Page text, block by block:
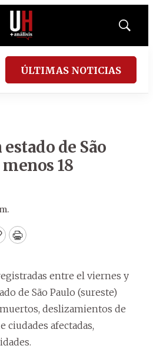
Mostrar
ÚLTIMAS NOTICIAS
de São
18
Print
entre el viernes y
de São Paulo (sureste)
deslizamientos de
ciudades afectadas,